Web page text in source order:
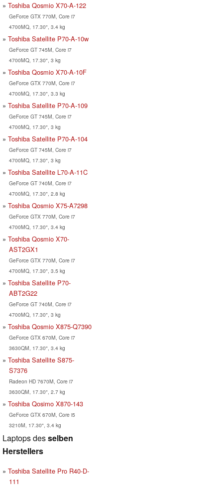
Toshiba Qosmio X70-A-122
GeForce GTX 770M, Core i7
4700MQ, 17.30", 3.4 kg
Toshiba Satellite P70-A-10w
GeForce GT 745M, Core i7
4700MQ, 17.30", 3 kg
Toshiba Qosmio X70-A-10F
GeForce GTX 770M, Core i7
4700MQ, 17.30", 3.3 kg
Toshiba Satellite P70-A-109
GeForce GT 745M, Core i7
4700MQ, 17.30", 3 kg
Toshiba Satellite P70-A-104
GeForce GT 745M, Core i7
4700MQ, 17.30", 3 kg
Toshiba Satellite L70-A-11C
GeForce GT 740M, Core i7
4700MQ, 17.30", 2.8 kg
Toshiba Qosmio X75-A7298
GeForce GTX 770M, Core i7
4700MQ, 17.30", 3.4 kg
Toshiba Qosmio X70-
AST2GX1
GeForce GTX 770M, Core i7
4700MQ, 17.30", 3.5 kg
Toshiba Satellite P70-
ABT2G22
GeForce GT 740M, Core i7
4700MQ, 17.30", 3 kg
Toshiba Qosmio X875-Q7390
GeForce GTX 670M, Core i7
3630QM, 17.30", 3.4 kg
Toshiba Satellite S875-
S7376
Radeon HD 7670M, Core i7
3630QM, 17.30", 2.7 kg
Toshiba Qosimo X870-143
GeForce GTX 670M, Core i5
3210M, 17.30", 3.4 kg
Laptops desselben
Herstellers
Toshiba Satellite Pro R40-D-
111